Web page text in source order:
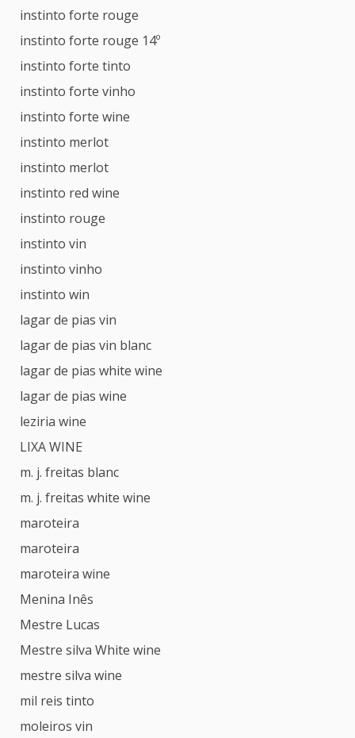
instinto forte rouge
instinto forte rouge 14º
instinto forte tinto
instinto forte vinho
instinto forte wine
instinto merlot
instinto merlot
instinto red wine
instinto rouge
instinto vin
instinto vinho
instinto win
lagar de pias vin
lagar de pias vin blanc
lagar de pias white wine
lagar de pias wine
leziria wine
LIXA WINE
m. j. freitas blanc
m. j. freitas white wine
maroteira
maroteira
maroteira wine
Menina Inês
Mestre Lucas
Mestre silva White wine
mestre silva wine
mil reis tinto
moleiros vin